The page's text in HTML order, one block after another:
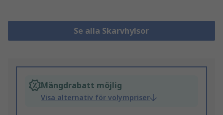
Se alla Skarvhylsor
Mängdrabatt möjlig
Visa alternativ för volympriser